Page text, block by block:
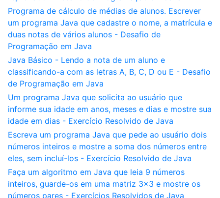
Programa de cálculo de médias de alunos. Escrever
um programa Java que cadastre o nome, a matrícula e
duas notas de vários alunos - Desafio de
Programação em Java
Java Básico - Lendo a nota de um aluno e
classificando-a com as letras A, B, C, D ou E - Desafio
de Programação em Java
Um programa Java que solicita ao usuário que
informe sua idade em anos, meses e dias e mostre sua
idade em dias - Exercício Resolvido de Java
Escreva um programa Java que pede ao usuário dois
números inteiros e mostre a soma dos números entre
eles, sem incluí-los - Exercício Resolvido de Java
Faça um algoritmo em Java que leia 9 números
inteiros, guarde-os em uma matriz 3x3 e mostre os
números pares - Exercícios Resolvidos de Java